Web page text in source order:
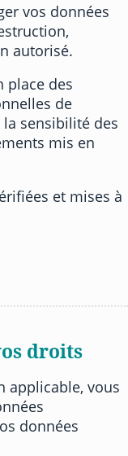
vos données
autorisé.
place des
de
sensibilité des
mis en
et mises à
droits
applicable, vous
données